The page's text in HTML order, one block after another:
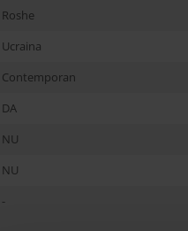
Roshe
Ucraina
Contemporan
DA
NU
NU
-